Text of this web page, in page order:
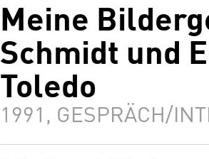
Meine
Schmidt und
Toledo
1991, GESPRÄCH/